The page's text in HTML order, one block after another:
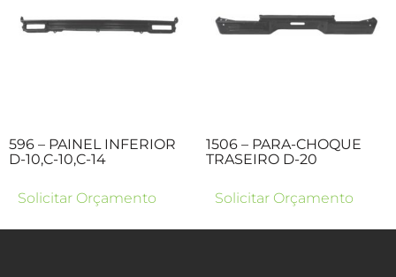
596 – PAINEL INFERIOR
D-10,C-10,C-14
Solicitar Orçamento
1506 – PARA-CHOQUE
TRASEIRO D-20
Solicitar Orçamento